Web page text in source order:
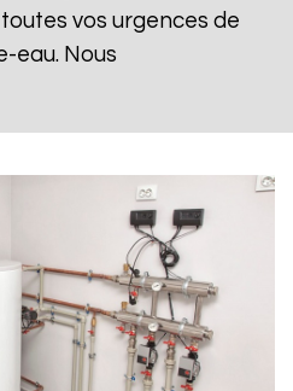
vos urgences de
eau. Nous